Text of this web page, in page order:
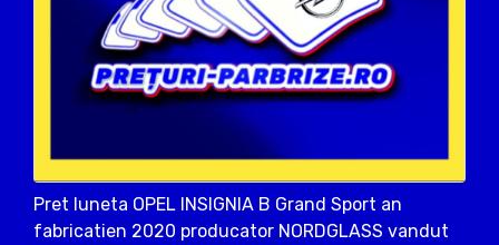
Pret luneta OPEL INSIGNIA B Grand Sport an
fabricatien 2020 producator NORDGLASS vandut